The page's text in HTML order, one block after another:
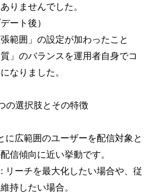
りませんでした。
ート後）
範囲」の設定が加わったこと
」のバランスを運用者自身でコ
なりました。
の選択肢とその特徴
に広範囲のユーザーを配信対象と
信傾向に近い挙動です。
リーチを最大化したい場合や、従
持したい場合。